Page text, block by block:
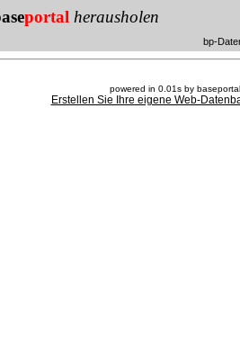
portal herausholen
bp-
powered in 0.01s by
Erstellen Sie Ihre eigene Web-